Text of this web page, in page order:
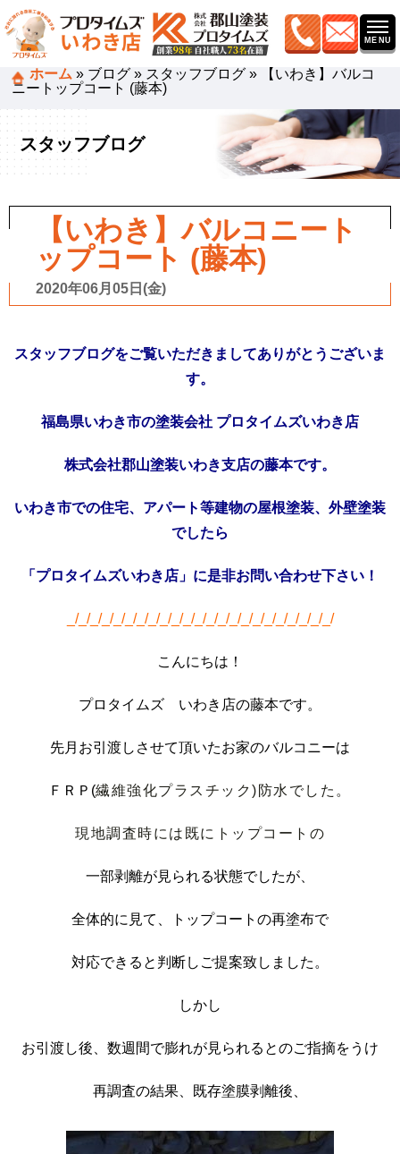
ホーム » ブログ » スタッフブログ »
【いわき】バルコ
ニートップコート (藤本)
スタッフブログ
【いわき】バルコニート
ップコート (藤本)
2020年06月05日(金)
スタッフブログをご覧いただきましてありがとう ございま
す。
福島県いわき市の塗装会社 プロタイムズいわき店
株式会社郡山塗装いわき支店の藤本です。
いわき市での住宅、アパート等建物の屋根塗装、外壁塗装
でしたら
「プロタイムズいわき店」に是非お問い合わせ下さい！
_/_/_/_/_/_/_/_/_/_/_/_/_/_/_/_/_/_/_/_/_/_/_/
こんにちは！
プロタイムズ いわき店の藤本です。
先月お引渡しさせて頂いたお家のバルコニーは
ＦＲＰ(繊維強化プラスチック)防水でした。
現地調査時には既にトップコートの
一部剥離が見られる状態でしたが、
全体的に見て、トップコートの再塗布で
対応できると判断しご提案致しました。
しかし
お引渡し後、数週間で膨れが見られるとのご指摘をうけ
再調査の結果、既存塗膜剥離後、